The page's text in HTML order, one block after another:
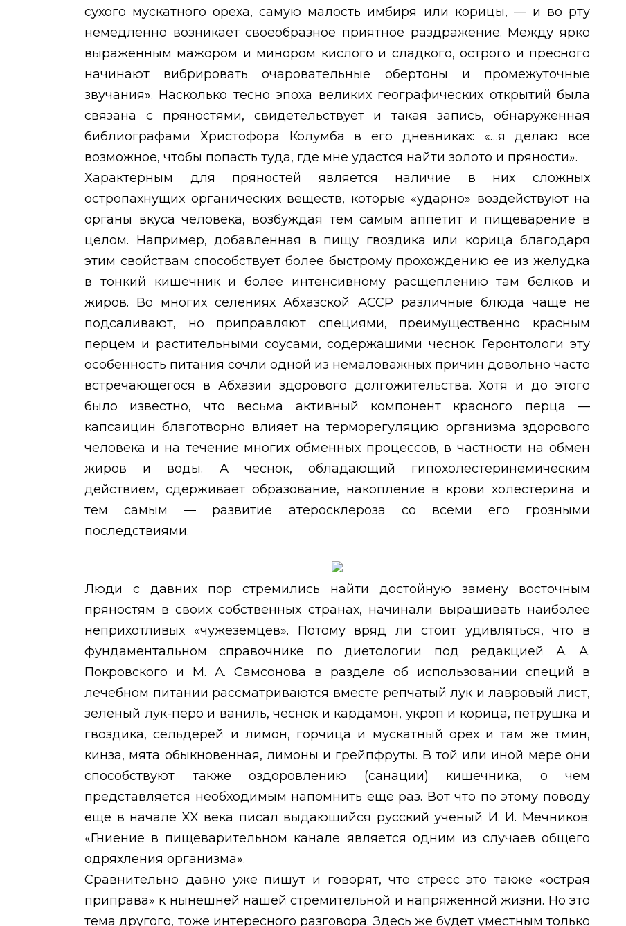
сухого мускатного ореха, самую малость имбиря или корицы, — и во рту
немедленно возникает своеобразное приятное раздражение. Между ярко
выраженным мажором и минором кислого и сладкого, острого и пресного
начинают вибрировать очаровательные обертоны и промежуточные
звучания». Насколько тесно эпоха великих географических открытий была
связана с пряностями, свидетельствует и такая запись, обнаруженная
библиографами Христофора Колумба в его дневниках: «…я делаю все
возможное, чтобы попасть туда, где мне удастся найти золото и пряности».
Характерным для пряностей является
наличие в них сложных
остропахнущих органических веществ, которые «ударно» воздействуют на
органы вкуса человека, возбуждая тем самым аппетит и пищеварение в
целом. Например, добавленная в пищу гвоздика или корица благодаря
этим свойствам способствует более быстрому прохождению ее из желудка
в тонкий кишечник и более интенсивному расщеплению там белков и
жиров. Во многих селениях Абхазской АССР различные блюда чаще не
подсаливают, но приправляют специями, преимущественно красным
перцем и растительными соусами, содержащими чеснок. Геронтологи эту
особенность питания сочли одной из немаловажных причин довольно часто
встречающегося в Абхазии здорового долгожительства. Хотя и до этого
было известно, что весьма активный компонент красного перца —
капсаицин благотворно влияет на терморегуляцию организма здорового
человека и на течение многих обменных процессов, в частности на обмен
жиров и воды. А чеснок, обладающий гипохолестеринемическим
действием, сдерживает образование, накопление в крови холестерина и
тем самым — развитие атеросклероза со всеми его грозными
последствиями.
Люди с давних пор стремились найти достойную замену восточным
пряностям в своих собственных странах, начинали выращивать наиболее
неприхотливых «чужеземцев». Потому вряд ли стоит удивляться, что в
фундаментальном справочнике по диетологии под редакцией А. А.
Покровского и М. А. Самсонова в разделе об использовании специй в
лечебном питании рассматриваются вместе репчатый лук и лавровый лист,
зеленый лук-перо и ваниль, чеснок и кардамон, укроп и корица, петрушка и
гвоздика, сельдерей и лимон, горчица и мускатный орех и там же тмин,
кинза, мята обыкновенная, лимоны и грейпфруты. В той или иной мере они
способствуют также оздоровлению (санации) кишечника, о чем
представляется необходимым напомнить еще раз. Вот что по этому поводу
еще в начале XX века писал выдающийся русский ученый И. И. Мечников:
«Гниение в пищеварительном канале является одним из случаев общего
одряхления организма».
Сравнительно давно уже пишут и говорят, что стресс это также «острая
приправа» к нынешней нашей стремительной и напряженной жизни. Но это
тема другого, тоже интересного разговора. Здесь же будет уместным только